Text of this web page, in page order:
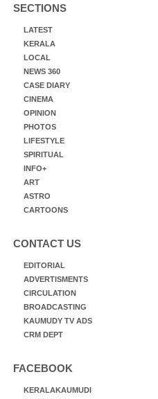
SECTIONS
LATEST
KERALA
LOCAL
NEWS 360
CASE DIARY
CINEMA
OPINION
PHOTOS
LIFESTYLE
SPIRITUAL
INFO+
ART
ASTRO
CARTOONS
CONTACT US
EDITORIAL
ADVERTISMENTS
CIRCULATION
BROADCASTING
KAUMUDY TV ADS
CRM DEPT
FACEBOOK
KERALAKAUMUDI